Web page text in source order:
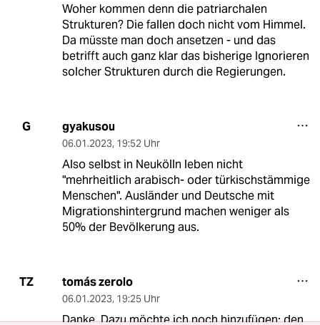
Woher kommen denn die patriarchalen
Strukturen? Die fallen doch nicht vom Himmel.
Da müsste man doch ansetzen - und das
betrifft auch ganz klar das bisherige Ignorieren
solcher Strukturen durch die Regierungen.
G gyakusou
06.01.2023, 19:52 Uhr
Also selbst in Neukölln leben nicht
"mehrheitlich arabisch- oder türkischstämmige
Menschen". Ausländer und Deutsche mit
Migrationshintergrund machen weniger als
50% der Bevölkerung aus.
TZ tomás zerolo
06.01.2023, 19:25 Uhr
Danke. Dazu möchte ich noch hinzufügen: den